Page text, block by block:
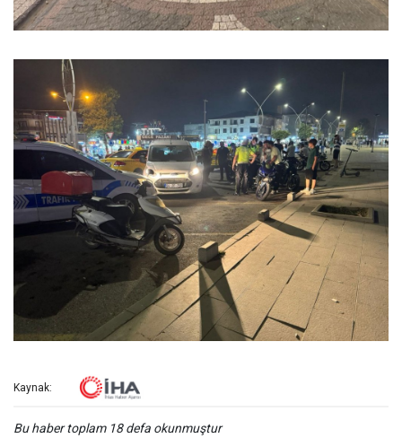
Kaynak:
Bu haber toplam 18 defa okunmuştur